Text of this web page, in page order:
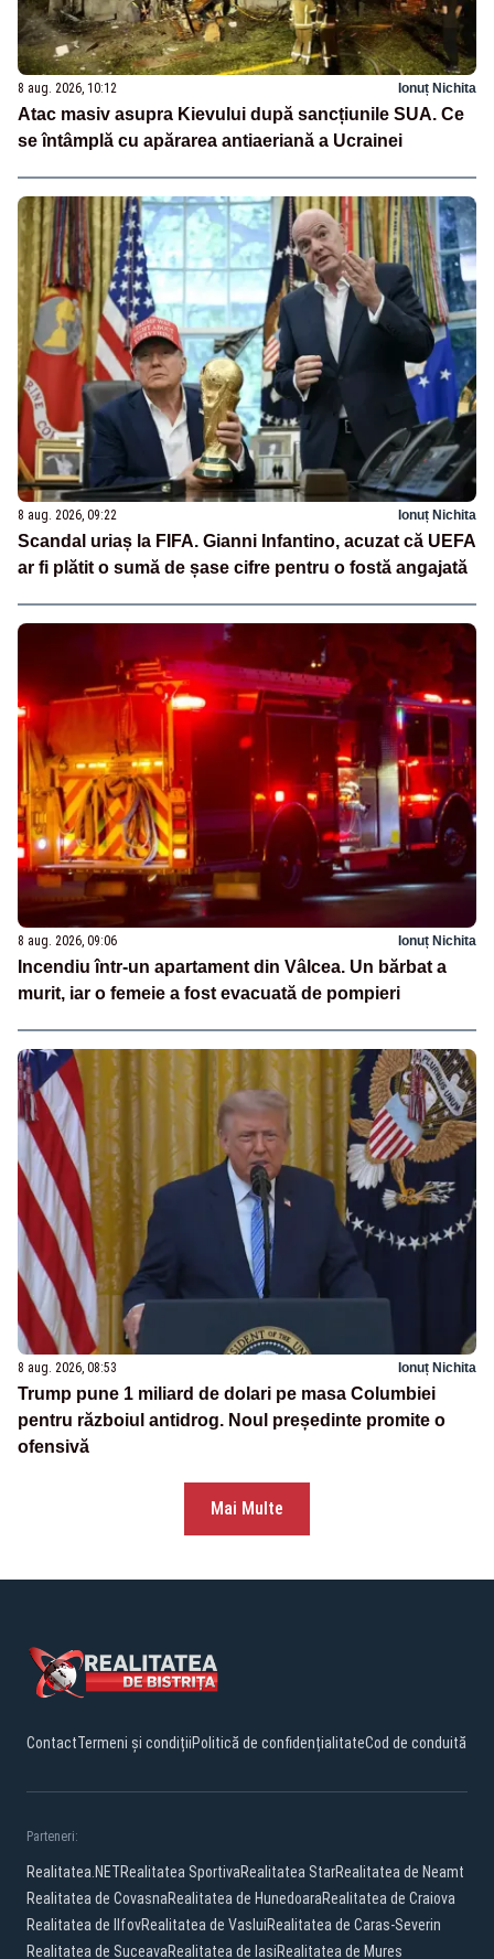
8 aug. 2026, 10:12 Ionuț Nichita
Atac masiv asupra Kievului după sancțiunile SUA. Ce
se întâmplă cu apărarea antiaeriană a Ucrainei
8 aug. 2026, 09:22 Ionuț Nichita
Scandal uriaș la FIFA. Gianni Infantino, acuzat că UEFA
ar fi plătit o sumă de șase cifre pentru o fostă angajată
8 aug. 2026, 09:06 Ionuț Nichita
Incendiu într-un apartament din Vâlcea. Un bărbat a
murit, iar o femeie a fost evacuată de pompieri
8 aug. 2026, 08:53 Ionuț Nichita
Trump pune 1 miliard de dolari pe masa Columbiei
pentru războiul antidrog. Noul președinte promite o
ofensivă
Mai Multe
ContactTermeni și condițiiPolitică de confidențialitateCod de conduită
Parteneri:
Realitatea.NETRealitatea SportivaRealitatea StarRealitatea de Neamt
Realitatea de CovasnaRealitatea de HunedoaraRealitatea de Craiova
Realitatea de IlfovRealitatea de VasluiRealitatea de Caras-Severin
Realitatea de SuceavaRealitatea de IasiRealitatea de Mures